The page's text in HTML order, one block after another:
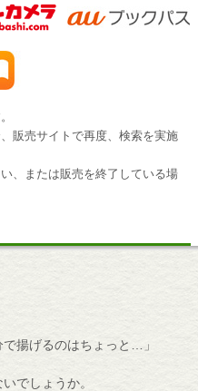
販売サイトで再度、検索を実施
、または販売を終了している場
揚げるのはちょっと…」
でしょうか。